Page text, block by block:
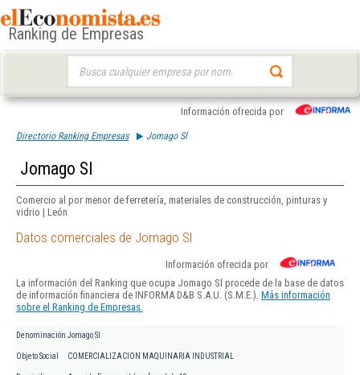
Ranking de Empresas
Información ofrecida por
Directorio Ranking Empresas Jomago Sl
Jomago Sl
Comercio al por menor de ferretería, materiales de construcción, pinturas y
vidrio | León
Datos comerciales de Jomago Sl
Información ofrecida por
La información del Ranking que ocupa Jomago Sl procede de la base de datos
de información financiera de INFORMA D&B S.A.U. (S.M.E.). Más información
sobre el Ranking de Empresas.
Denominación Jomago Sl
Objeto Social COMERCIALIZACION MAQUINARIA INDUSTRIAL